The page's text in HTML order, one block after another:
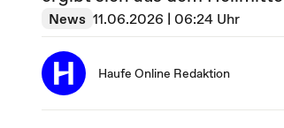
News 11.06.2026 | 06:24 Uhr
Haufe Online Redaktion